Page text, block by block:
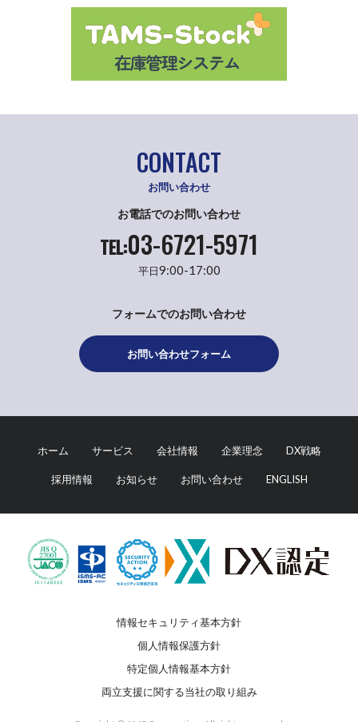
CONTACT
お問い合わせ
お電話でのお問い合わせ
TEL:03-6721-5971
平日9:00-17:00
フォームでのお問い合わせ
お問い合わせフォーム
ホーム サービス 会社情報 企業理念 DX戦略
採用情報 お知らせ お問い合わせ ENGLISH
情報セキュリティ基本方針
個人情報保護方針
特定個人情報基本方針
両立支援に関する当社の取り組み